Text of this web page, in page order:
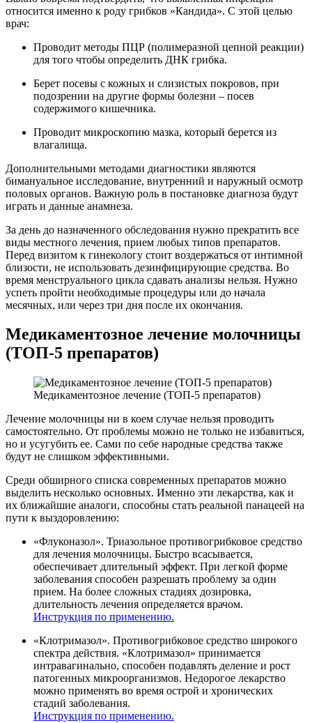
относится именно к роду грибков «Кандида». С этой целью
врач:
Проводит методы ПЦР (полимеразной цепной реакции)
для того чтобы определить ДНК грибка.
Берет посевы с кожных и слизистых покровов, при
подозрении на другие формы болезни – посев
содержимого кишечника.
Проводит микроскопию мазка, который берется из
влагалища.
Дополнительными методами диагностики являются
бимануальное исследование, внутренний и наружный осмотр
половых органов. Важную роль в постановке диагноза будут
играть и данные анамнеза.
За день до назначенного обследования нужно прекратить все
виды местного лечения, прием любых типов препаратов.
Перед визитом к гинекологу стоит воздержаться от интимной
близости, не использовать дезинфицирующие средства. Во
время менструального цикла сдавать анализы нельзя. Нужно
успеть пройти необходимые процедуры или до начала
месячных, или через три дня после их окончания.
Медикаментозное лечение молочницы
(ТОП-5 препаратов)
Медикаментозное лечение (ТОП-5 препаратов)
Лечение молочницы ни в коем случае нельзя проводить
самостоятельно. От проблемы можно не только не избавиться,
но и усугубить ее. Сами по себе народные средства также
будут не слишком эффективными.
Среди обширного списка современных препаратов можно
выделить несколько основных. Именно эти лекарства, как и
их ближайшие аналоги, способны стать реальной панацеей на
пути к выздоровлению:
«Флуконазол». Триазольное противогрибковое средство
для лечения молочницы. Быстро всасывается,
обеспечивает длительный эффект. При легкой форме
заболевания способен разрешать проблему за один
прием. На более сложных стадиях дозировка,
длительность лечения определяется врачом.
Инструкция по применению.
«Клотримазол». Противогрибковое средство широкого
спектра действия. «Клотримазол» принимается
интравагинально, способен подавлять деление и рост
патогенных микроорганизмов. Недорогое лекарство
можно применять во время острой и хронических
стадий заболевания.
Инструкция по применению.